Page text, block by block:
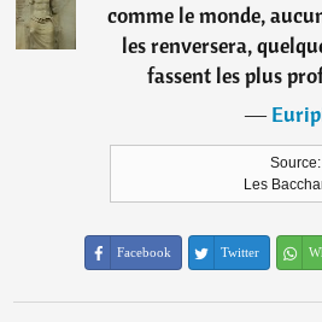
comme le monde,
les renversera,
fassent les plus
―
Source:
Les
Facebook Twitter